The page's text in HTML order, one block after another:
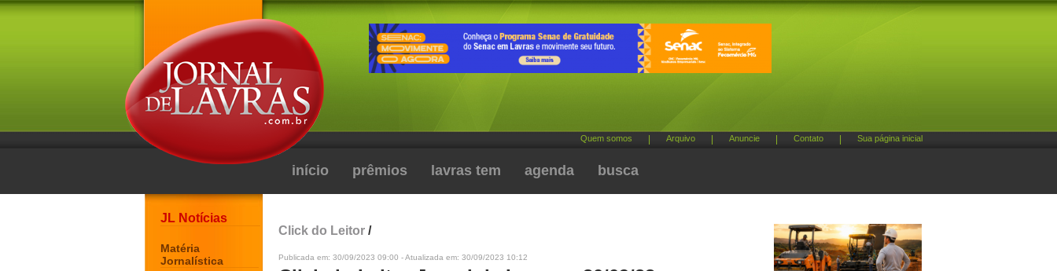
Quem somos Arquivo Anuncie Contato Sua página inicial
início prêmios lavras tem agenda busca
JL Notícias
Matéria
Jornalística
Click do Leitor /
Publicada em: 30/09/2023 09:00 - Atualizada em: 30/09/2023 10:12